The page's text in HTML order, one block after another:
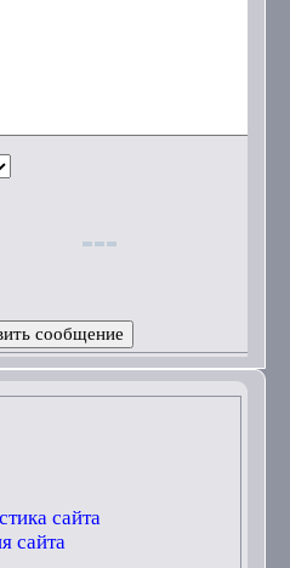
сайта
сайта